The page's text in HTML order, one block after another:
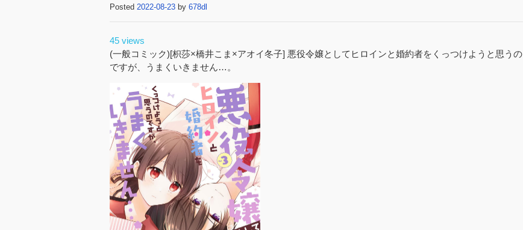
Posted 2022-08-23 by 678dl
45 views
(一般コミック)[枳莎×橋井こま×アオイ冬子] 悪役令嬢としてヒロインと婚約者をくっつけようと思うの
ですが、うまくいきません…。